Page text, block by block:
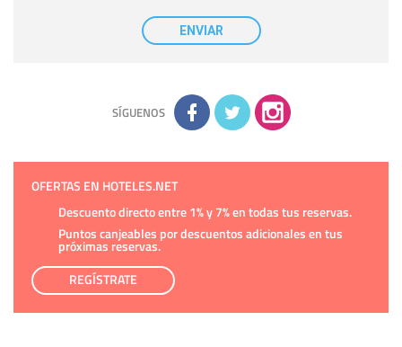
con carácter general, sólo el personal de
nuestra entidad que esté debidamente autorizado podrá
tener conocimiento de la información que le pedimos. No se
comunicarán datos a terceros.
adicional y detallada sobre cómo tratamos sus datos en la
política de privacidad
ENVIAR
SÍGUENOS
OFERTAS EN HOTELES.NET
Descuento directo entre 1% y 7% en todas tus reservas.
Puntos canjeables por descuentos adicionales en tus
próximas reservas.
REGÍSTRATE